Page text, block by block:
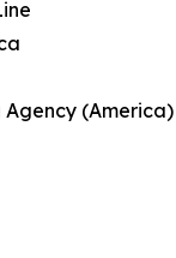
Agency (America)